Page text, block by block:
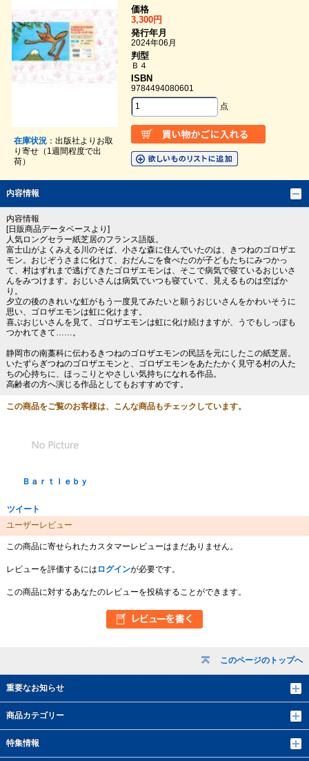
このページのトップへ
重要なお知らせ
商品カテゴリー
特集情報
在庫状況：出版社よりお取
り寄せ（1週間程度で出
荷）
価格
3,300円
発行年月
2024年06月
判型
Ｂ４
ISBN
9784494080601
点
内容情報
内容情報
[日販商品データベースより]
人気ロングセラー紙芝居のフランス語版。
富士山がよくみえる川のそば、小さな森に住んでいたのは、きつねのゴロザエ
モン。おじぞうさまに化けて、おだんごを食べたのが子どもたちにみつかっ
て、村はずれまで逃げてきたゴロザエモンは、そこで病気で寝ているおじいさ
んをみつけます。おじいさんは病気でいつも寝ていて、見えるものは空ばか
り。
夕立の後のきれいな虹がもう一度見てみたいと願うおじいさんをかわいそうに
思い、ゴロザエモンは虹に化けます。
喜ぶおじいさんを見て、ゴロザエモンは虹に化け続けますが、うでもしっぽも
つかれてきて……。
静岡市の南藁科に伝わるきつねのゴロザエモンの民話を元にしたこの紙芝居。
いたずらぎつねのゴロザエモンと、ゴロザエモンをあたたかく見守る村の人た
ちの心持ちに、ほっこりとやさしい気持ちになれる作品。
高齢者の方へ演じる作品としてもおすすめです。
この商品をご覧のお客様は、こんな商品もチェックしています。
Ｂａｒｔｌｅｂｙ
ツイート
ユーザーレビュー
この商品に寄せられたカスタマーレビューはまだありません。
レビューを評価するには ログインが必要です。
この商品に対するあなたのレビューを投稿することができます。